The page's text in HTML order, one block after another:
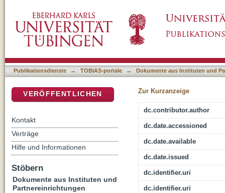
Publikationsdienste → TOBIAS-portale → Dokumente aus Instituten und
Zur Kurzanzeige
dc.contributor.author
dc.date.accessioned
dc.date.available
dc.date.issued
dc.identifier.uri
dc.identifier.uri
VERÖFFENTLICHEN
Kontakt
Verträge
Hilfe und Informationen
Stöbern
Dokumente aus Instituten und
Partnereinrichtungen